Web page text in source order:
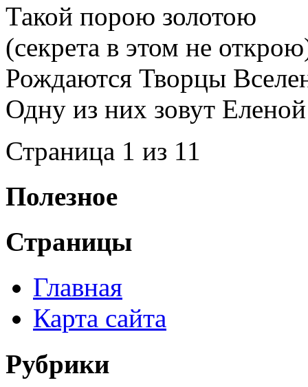
Такой порою золотою
(секрета в этом не
Рождаются Творцы
Одну из них зовут
Страница 1 из 1 1
Полезное
Страницы
Главная
Карта сайта
Рубрики